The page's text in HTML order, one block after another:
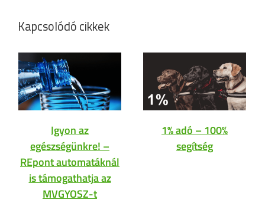
Kapcsolódó cikkek
Igyon az
egészségünkre! –
REpont automatáknál
is támogathatja az
MVGYOSZ-t
1% adó – 100%
segítség